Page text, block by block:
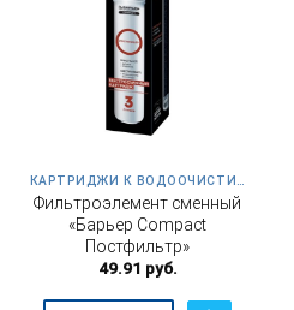
Фильтроэлемент сменный
«Барьер Compact
Постфильтр»
49.91 руб.